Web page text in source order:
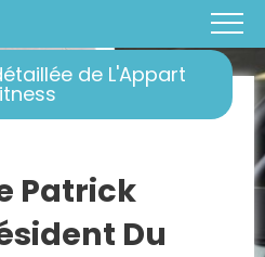
de L'Appart
Patrick
Du